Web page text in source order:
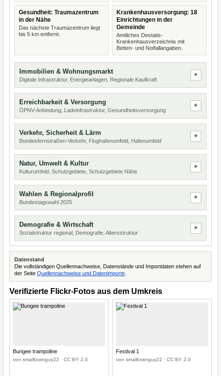
Gesundheit: Traumazentrum
in der Nähe
Das nächste Traumazentrum liegt
bis 5 km entfernt.
Krankenhausversorgung: 18
Einrichtungen in der
Gemeinde
Amtliches Destatis-
Krankenhausverzeichnis mit
Betten- und Notfallangaben.
Immobilien & Wohnungsmarkt
Digitale Infrastruktur, Energieanlagen, Regionale Kaufkraft
Erreichbarkeit & Versorgung
ÖPNV-Anbindung, Ladeinfrastruktur, Gesundheitsversorgung
Verkehr, Sicherheit & Lärm
Bundesfernstraßen-Verkehr, Flughafenumfeld, Hafenumfeld
Natur, Umwelt & Kultur
Kulturumfeld, Schutzgebiete, Schutzgebiete Nähe
Wahlen & Regionalprofil
Bundestagswahl 2025
Demografie & Wirtschaft
Sozialstruktur regional, Demografie, Altersstruktur
Datenstand
Die vollständigen Quellennachweise, Datenstände und Importdaten stehen auf
der Seite Quellennachweise und Datenimporte
Verifizierte Flickr-Fotos aus dem Umkreis
Bungee trampoline
von smalltownguy22 · CC BY 2.0
Festival 1
von smalltownguy22 · CC BY 2.0